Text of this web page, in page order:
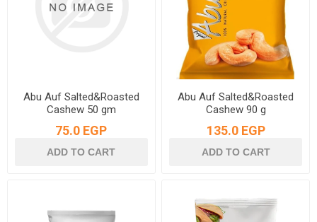
Abu Auf Salted&Roasted
Cashew 50 gm
75.0 EGP
Abu Auf Salted&Roasted
Cashew 90 g
135.0 EGP